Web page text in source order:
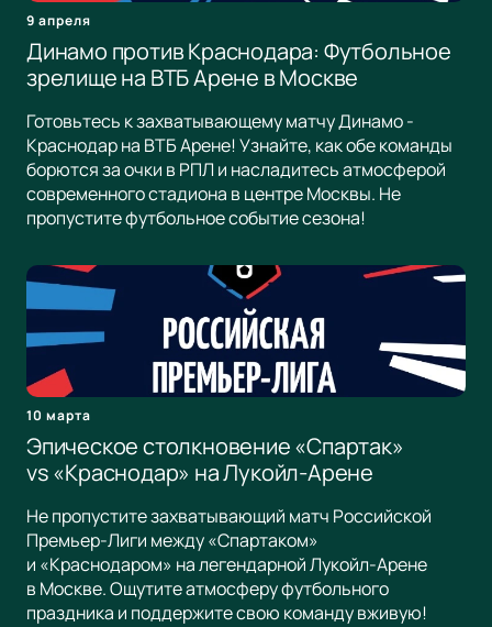
9 апреля
Динамо против Краснодара: Футбольное
зрелище на ВТБ Арене в Москве
Готовьтесь к захватывающему матчу Динамо -
Краснодар на ВТБ Арене! Узнайте, как обе команды
борются за очки в РПЛ и насладитесь атмосферой
современного стадиона в центре Москвы. Не
пропустите футбольное событие сезона!
10 марта
Эпическое столкновение «Спартак»
vs «Краснодар» на Лукойл-Арене
Не пропустите захватывающий матч Российской
Премьер-Лиги между «Спартаком»
и «Краснодаром» на легендарной Лукойл-Арене
в Москве. Ощутите атмосферу футбольного
праздника и поддержите свою команду вживую!